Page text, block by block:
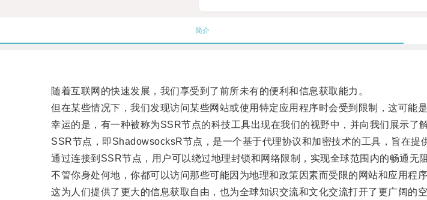
简介
随着互联网的快速发展，我们享受到了前所未有的便利和信息获取能力。
但在某些情况下，我们发现访问某些网站或使用特定应用程序时会受到限制，这可能是
幸运的是，有一种被称为SSR节点的科技工具出现在我们的视野中，并向我们展示了
SSR节点，即ShadowsocksR节点，是一个基于代理协议和加密技术的工具，旨在提
通过连接到SSR节点，用户可以绕过地理封锁和网络限制，实现全球范围内的畅通无阻
不管你身处何地，你都可以访问那些可能因为地理和政策因素而受限的网站和应用程序
这为人们提供了更大的信息获取自由，也为全球知识交流和文化交流打开了更广阔的空